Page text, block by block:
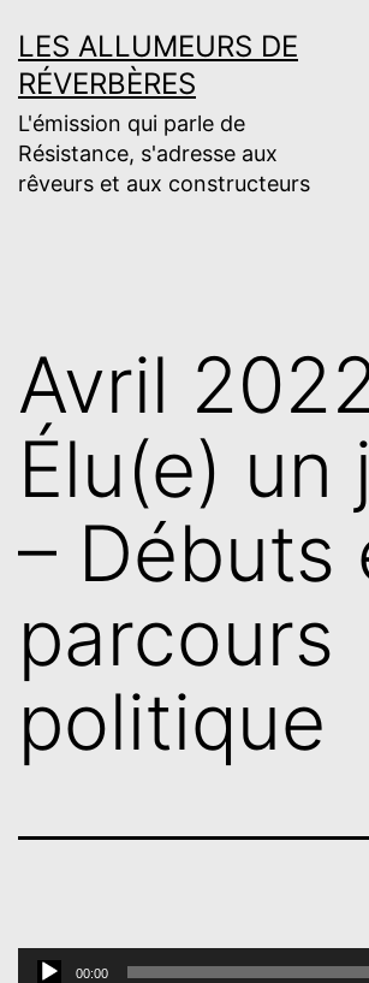
au
contenu
LES ALLUMEURS DE
RÉVERBÈRES
L'émission qui parle de
Résistance, s'adresse aux
rêveurs et aux constructeurs
Avril
Élu(e) un
– Débuts
parcours
politique
Lecteur00:00